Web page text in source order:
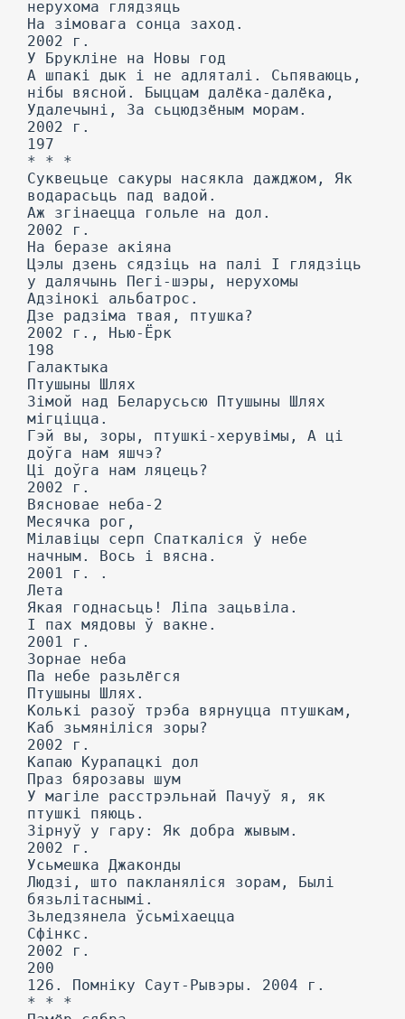
нерухома глядзяць
На зімовага сонца заход.
2002 г.
У Брукліне на Новы год
А шпакі дык і не адляталі. Сьпяваюць,
нібы вясной. Быццам далёка-далёка,
Удалечыні, За сьцюдзёным морам.
2002 г.
197
* * *
Суквецьце сакуры насякла дажджом, Як
водарасьць пад вадой.
Аж згінаецца гольле на дол.
2002 г.
На беразе акіяна
Цэлы дзень сядзіць на палі I глядзіць
у далячынь Пегі-шэры, нерухомы
Адзінокі альбатрос.
Дзе радзіма твая, птушка?
2002 г., Нью-Ёрк
198
Галактыка
Птушыны Шлях
Зімой над Беларусьсю Птушыны Шлях
мігціцца.
Гэй вы, зоры, птушкі-херувімы, А ці
доўга нам яшчэ?
Ці доўга нам ляцець?
2002 г.
Вясновае неба-2
Месячка рог,
Мілавіцы серп Спаткаліся ў небе
начным. Вось і вясна.
2001 г. .
Лета
Якая годнасьць! Ліпа зацьвіла.
I пах мядовы ў вакне.
2001 г.
Зорнае неба
Па небе разьлёгся
Птушыны Шлях.
Колькі разоў трэба вярнуцца птушкам,
Каб зьмяніліся зоры?
2002 г.
Капаю Курапацкі дол
Праз бярозавы шум
У магіле расстрэльнай Пачуў я, як
птушкі пяюць.
Зірнуў у гару: Як добра жывым.
2002 г.
Усьмешка Джаконды
Людзі, што пакланяліся зорам, Былі
бязьлітаснымі.
Зьледзянела ўсьміхаецца
Сфінкс.
2002 г.
200
126. Помніку Саут-Рывэры. 2004 г.
* * *